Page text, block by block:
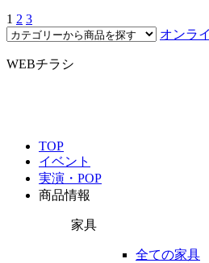
1 2 3
オンラ
WEBチラシ
TOP
イベント
実演・POP
商品情報
家具
全ての家具